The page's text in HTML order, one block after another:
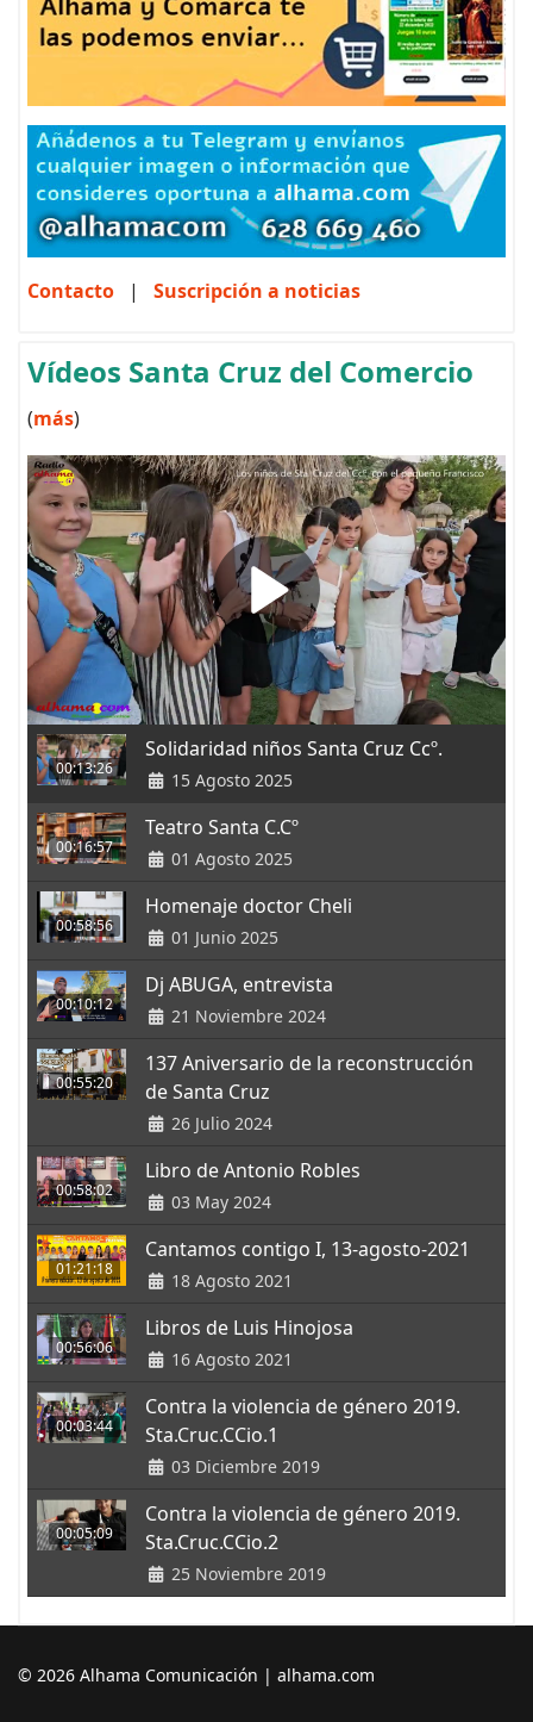
Contacto | Suscripción a noticias
Vídeos Santa Cruz del Comercio
(más)
00:13:26
Solidaridad niños Santa Cruz Ccº.
15 Agosto 2025
00:16:57
Teatro Santa C.Cº
01 Agosto 2025
00:58:56
Homenaje doctor Cheli
01 Junio 2025
00:10:12
Dj ABUGA, entrevista
21 Noviembre 2024
00:55:20
137 Aniversario de la reconstrucción
de Santa Cruz
26 Julio 2024
00:58:02
Libro de Antonio Robles
03 May 2024
01:21:18
Cantamos contigo I, 13-agosto-2021
18 Agosto 2021
00:56:06
Libros de Luis Hinojosa
16 Agosto 2021
00:03:44
Contra la violencia de género 2019.
Sta.Cruc.CCio.1
03 Diciembre 2019
00:05:09
Contra la violencia de género 2019.
Sta.Cruc.CCio.2
25 Noviembre 2019
© 2026 Alhama Comunicación | alhama.com